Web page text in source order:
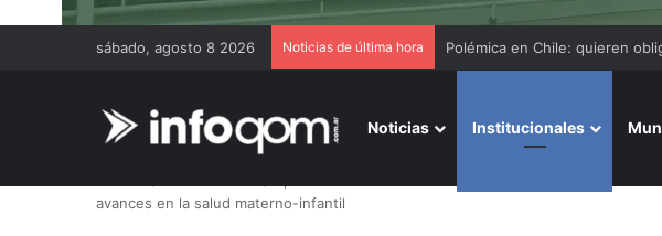
sábado, agosto 8 2026 Noticias de última hora Victor Del Río disertó en
Noticias Institucionales
avances en la salud materno-infantil